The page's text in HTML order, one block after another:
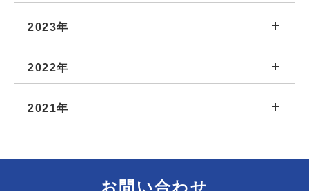
2023年
2022年
2021年
お問い合わせ